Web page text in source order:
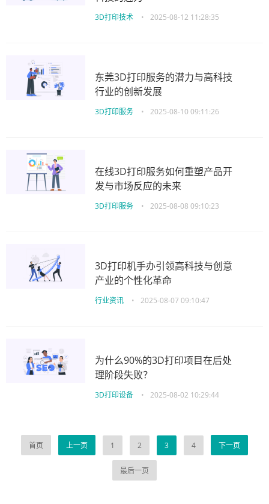
3D打印技术 • 2025-08-12 11:28:35
东莞3D打印服务的潜力与高科技
行业的创新发展
3D打印服务 • 2025-08-10 09:11:26
在线3D打印服务如何重塑产品开
发与市场反应的未来
3D打印服务 • 2025-08-08 09:10:23
3D打印机手办引领高科技与创意
产业的个性化革命
行业资讯 • 2025-08-07 09:10:47
为什么90%的3D打印项目在后处
理阶段失败？
3D打印设备 • 2025-08-02 10:29:44
首页 上一页 1 2 3 4 下一页
最后一页